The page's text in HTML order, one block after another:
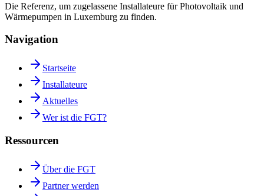
Die Referenz, um zugelassene Installateure für Photovoltaik und
Wärmepumpen in Luxemburg zu finden.
Navigation
Startseite
Installateure
Aktuelles
Wer ist die FGT?
Ressourcen
Über die FGT
Partner werden